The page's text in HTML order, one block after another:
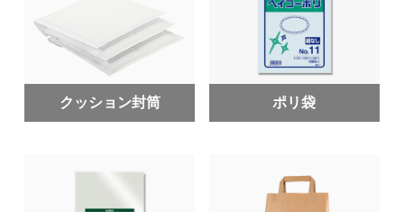
クッション封筒 ポリ袋